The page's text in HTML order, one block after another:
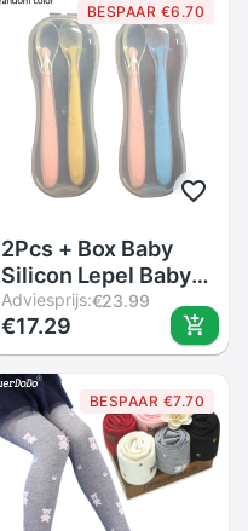
BESPAAR €6.70
2Pcs + Box Baby
Silicon Lepel Baby
Veiligheid
Temperatuur
Warmte Sensing
Thermische Voeden
Lepel Kids Kinderen
Bestek Voeden
Lepels
Adviesprijs:€23.99
€17.29
BESPAAR €7.70